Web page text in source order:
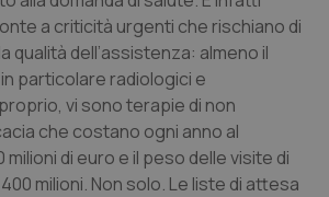
di Bolzano
di Trento
& Scompenso
a criticità urgenti che rischiano di
qualità dell’assistenza: almeno il
particolare radiologici e
vi sono terapie di non
che costano ogni anno al
di euro e il peso delle visite di
milioni. Non solo. Le liste di attesa